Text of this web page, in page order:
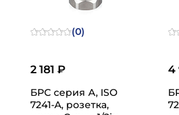
(0)
2 181 ₽
БРС серия А, ISO
7241-A, розетка,
4